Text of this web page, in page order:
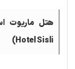
Hotel Sisli)